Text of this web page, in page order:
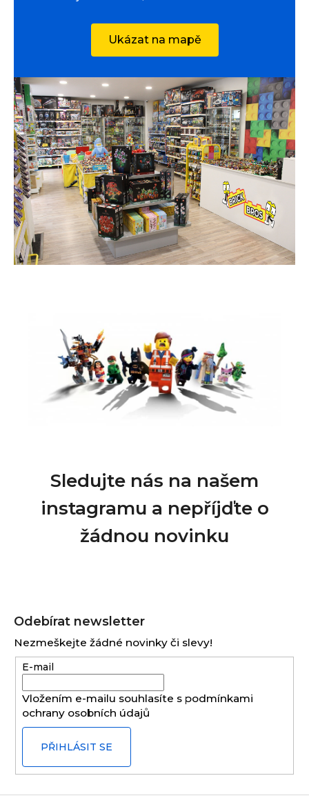
Ukázat na mapě
Sledujte nás na našem
instagramu a nepříjďte o
žádnou novinku
Odebírat newsletter
Nezmeškejte žádné novinky či slevy!
E-mail
Vložením e-mailu souhlasíte s podmínkami
ochrany osobních údajů
PŘIHLÁSIT SE